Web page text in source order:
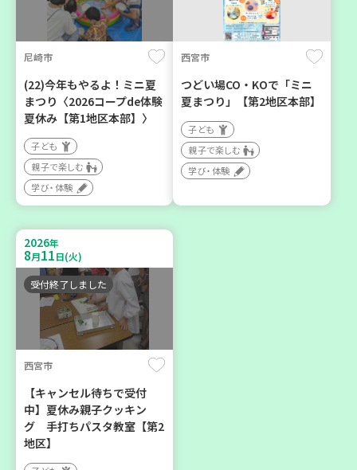
平和・防災
2026年
9 10
神戸市東灘区
地域で暮らしたい 「コープ
くらしの助け合いの会」(会
場：住吉)
ボランティア
2026年
4
2026年
8月27
尼崎市
(22)今年もやるよ！ミニ夏
まつり〈2026コープde体験
夏休み【第1地区本部】〉
子ども
親子で楽しむ
学び・体験
西宮市
つどい場CO・KOで「ミニ
夏まつり」【第2地区本部】
子ども
親子で楽しむ
学び・体験
2026年
8月11日(火)
受付終了しました
西宮市
【キャンセル待ちで受付
中】夏休み親子クッキン
グ 手打ちパスタ教室【第2
地区】